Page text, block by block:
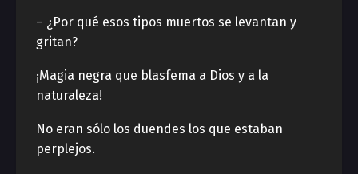
– ¿Por qué esos tipos muertos se levantan y
gritan?
¡Magia negra que blasfema a Dios y a la
naturaleza!
No eran sólo los duendes los que estaban
perplejos.